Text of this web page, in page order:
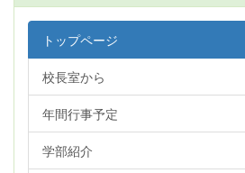
トップページ
校長室から
年間行事予定
学部紹介